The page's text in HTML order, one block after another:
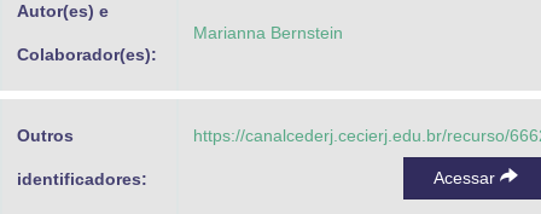
Autor(es) e
Colaborador(es):
Marianna Bernstein
Outros
identificadores:
https://canalcederj.cecierj.edu.br/recurso/
Acessar